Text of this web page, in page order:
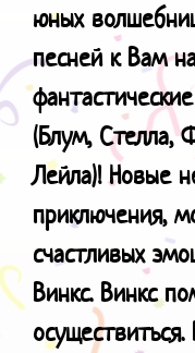
юных
песней к Вам
(Блум, Стелла,
Лейла)! Новые
приключения,
счастливых
Винкс. Винкс